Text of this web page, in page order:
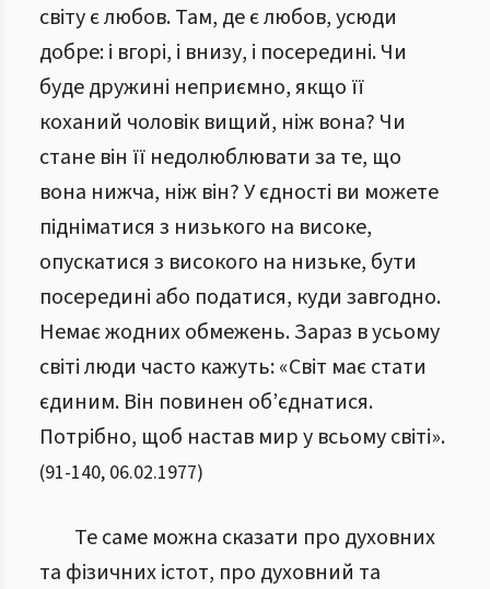
світу є любов. Там, де є любов, усюди
добре: і вгорі, і внизу, і посередині. Чи
буде дружині неприємно, якщо її
коханий чоловік вищий, ніж вона? Чи
стане він її недолюблювати за те, що
вона нижча, ніж він? У єдності ви можете
підніматися з низького на високе,
опускатися з високого на низьке, бути
посередині або податися, куди завгодно.
Немає жодних обмежень. Зараз в усьому
світі люди часто кажуть: «Світ має стати
єдиним. Він повинен об’єднатися.
Потрібно, щоб настав мир у всьому світі».
(91-140, 06.02.1977)
Те саме можна сказати про духовних
та фізичних істот, про духовний та